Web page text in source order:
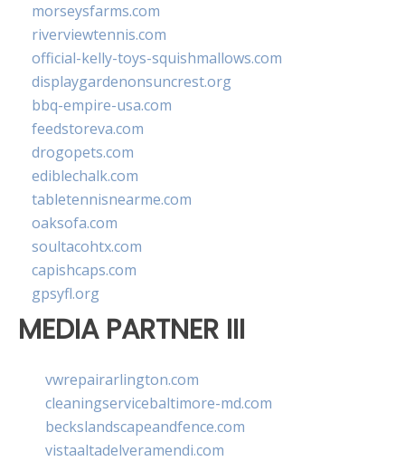
morseysfarms.com
riverviewtennis.com
official-kelly-toys-squishmallows.com
displaygardenonsuncrest.org
bbq-empire-usa.com
feedstoreva.com
drogopets.com
ediblechalk.com
tabletennisnearme.com
oaksofa.com
soultacohtx.com
capishcaps.com
gpsyfl.org
MEDIA PARTNER III
vwrepairarlington.com
cleaningservicebaltimore-md.com
beckslandscapeandfence.com
vistaaltadelveramendi.com